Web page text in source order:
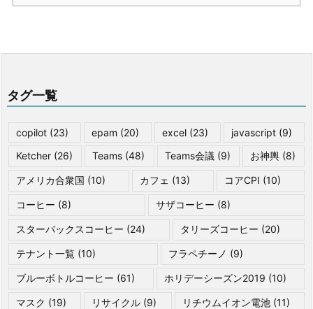
タグ一覧
copilot (23) epam (20) excel (23) javascript (9)
Ketcher (26) Teams (48) Teams会議 (9) お神輿(8)
アメリカ合衆国 (10) カフェ (13) コアCPI (10)
コーヒー (8) サザコーヒー (8)
スターバックスコーヒー (24) タリーズコーヒー (20)
テナント一覧 (10) フラペチーノ (9)
ブルーボトルコーヒー (61) ホリデーシーズン2019 (10)
マスク (19) リサイクル (9) リチウムイオン電池(11)